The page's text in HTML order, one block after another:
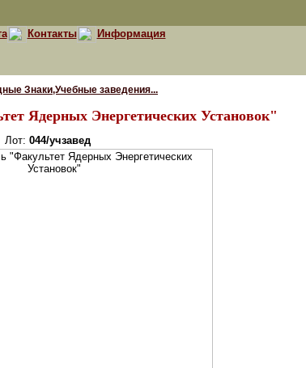
Контакты Информация
Знаки,Учебные заведения...
Ядерных Энергетических Установок"
Лот: 044/учзавед